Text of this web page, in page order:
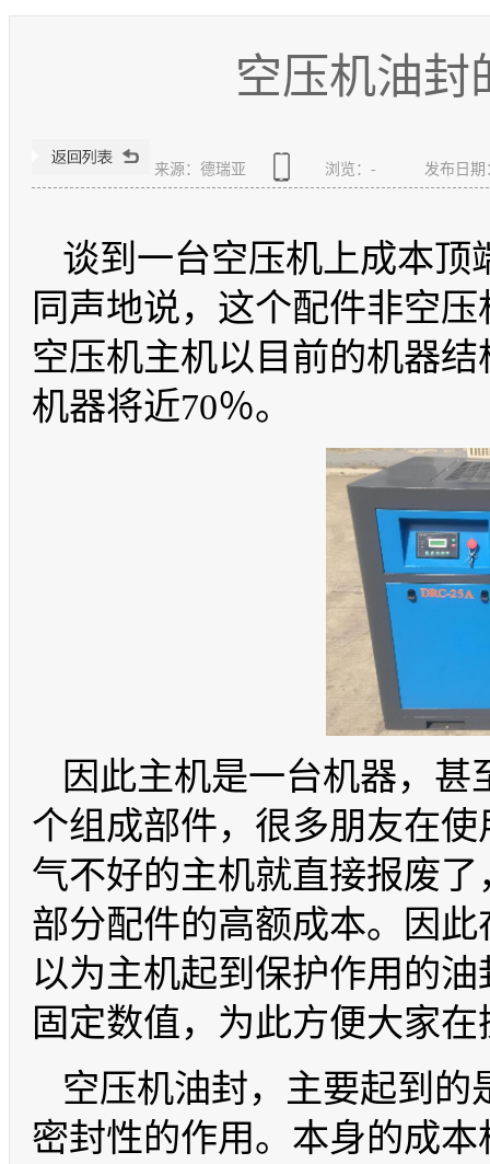
空压机油封
来源：德瑞亚 浏览： - 发布日期
谈到一台空压机上成本顶
同声地说，这个配件非空
空压机主机以目前的机器
机器将近70％。
因此主机是一台机器，
个组成部件，很多朋友在
气不好的主机就直接报废
部分配件的高额成本。因
以为主机起到保护作用的
固定数值，为此方便大家
空压机油封，主要起到的
密封性的作用。本身的成